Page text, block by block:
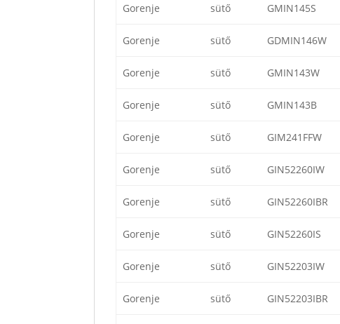
Gorenje sütő GMIN145S
Gorenje sütő GDMIN146W
Gorenje sütő GMIN143W
Gorenje sütő GMIN143B
Gorenje sütő GIM241FFW
Gorenje sütő GIN52260IW
Gorenje sütő GIN52260IBR
Gorenje sütő GIN52260IS
Gorenje sütő GIN52203IW
Gorenje sütő GIN52203IBR